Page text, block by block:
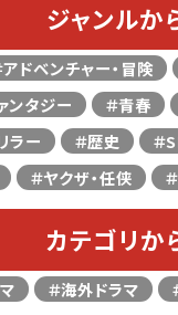
ジャンルか
アドベンチャー・冒険
ンタジー ＃青春
ラー ＃歴史 ＃
＃ヤクザ・任侠
カテゴリか
＃海外ドラマ